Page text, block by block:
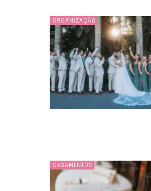
ORGANIZAÇÃO
CASAMENTOS